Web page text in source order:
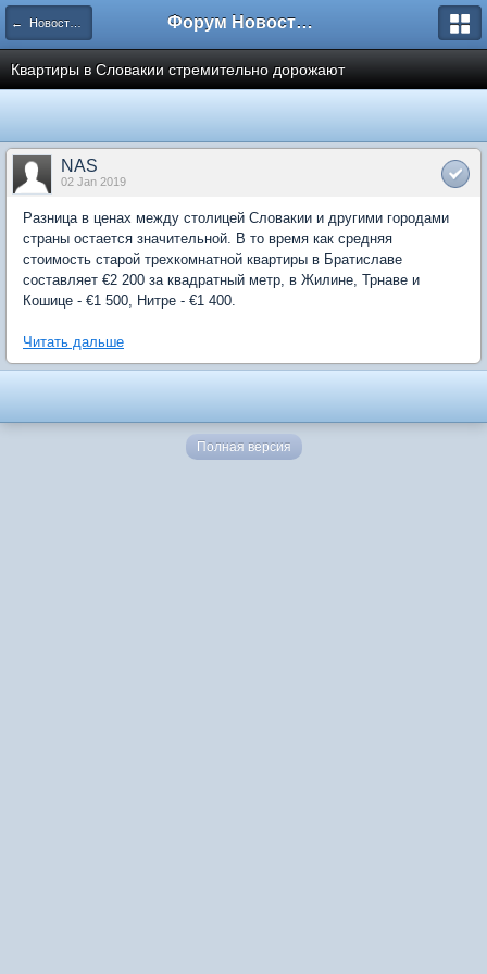
← Новости рынка недвижимости Форум Новостройки
Квартиры в Словакии стремительно дорожают
NAS
02 Jan 2019
Разница в ценах между столицей Словакии и другими городами
страны остается значительной. В то время как средняя
стоимость старой трехкомнатной квартиры в Братиславе
составляет €2 200 за квадратный метр, в Жилине, Трнаве и
Кошице - €1 500, Нитре - €1 400.
Читать дальше
Полная версия